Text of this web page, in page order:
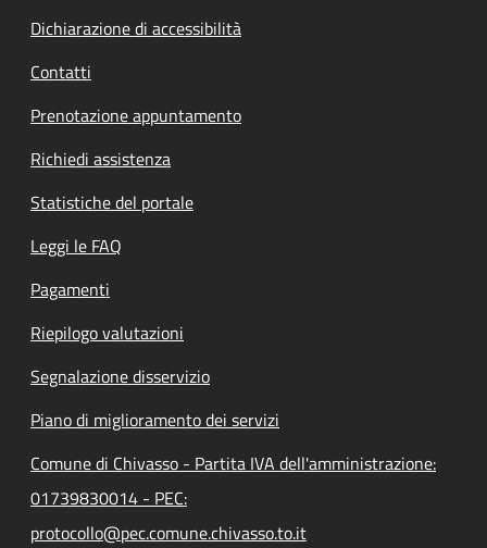
Dichiarazione di accessibilità
Contatti
Prenotazione appuntamento
Richiedi assistenza
Statistiche del portale
Leggi le FAQ
Pagamenti
Riepilogo valutazioni
Segnalazione disservizio
Piano di miglioramento dei servizi
Comune di Chivasso - Partita IVA dell'amministrazione:
01739830014 - PEC:
protocollo@pec.comune.chivasso.to.it